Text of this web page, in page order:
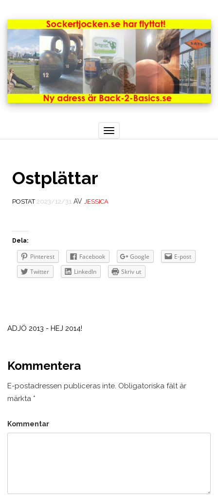
Toggle
navigation
Ostplättar
POSTAT 2023/12/31 AV JESSICA
Dela:
Pinterest Facebook Google
E-post
Twitter
LinkedIn Skriv ut
ADJÖ 2013 - HEJ 2014!
Kommentera
E-postadressen publiceras inte. Obligatoriska fält är
märkta *
Kommentar